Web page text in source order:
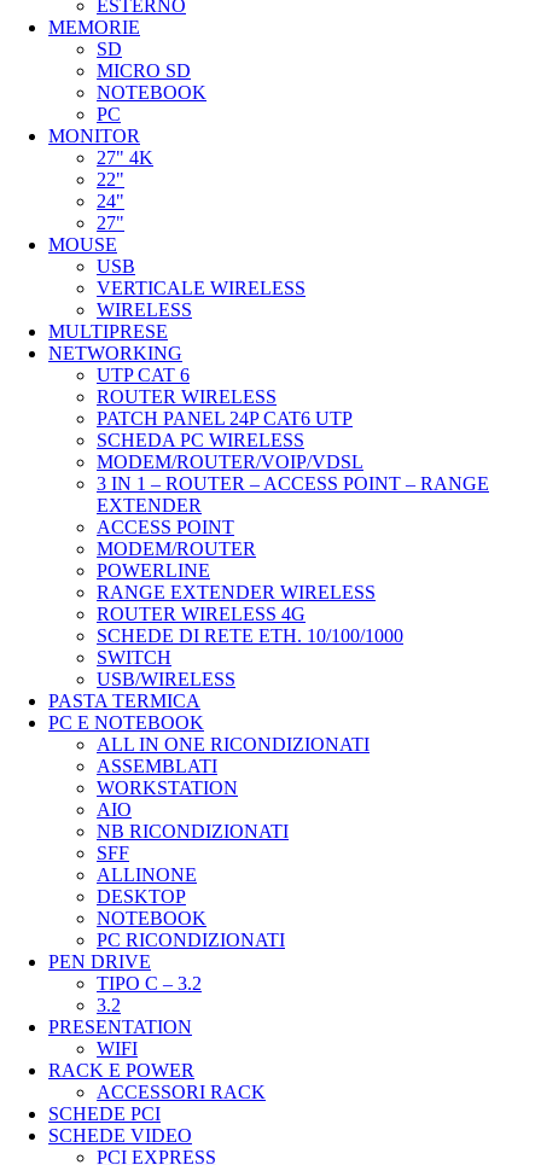
ESTERNO
MEMORIE
SD
MICRO SD
NOTEBOOK
PC
MONITOR
27" 4K
22"
24"
27"
MOUSE
USB
VERTICALE WIRELESS
WIRELESS
MULTIPRESE
NETWORKING
UTP CAT 6
ROUTER WIRELESS
PATCH PANEL 24P CAT6 UTP
SCHEDA PC WIRELESS
MODEM/ROUTER/VOIP/VDSL
3 IN 1 – ROUTER – ACCESS POINT – RANGE
EXTENDER
ACCESS POINT
MODEM/ROUTER
POWERLINE
RANGE EXTENDER WIRELESS
ROUTER WIRELESS 4G
SCHEDE DI RETE ETH. 10/100/1000
SWITCH
USB/WIRELESS
PASTA TERMICA
PC E NOTEBOOK
ALL IN ONE RICONDIZIONATI
ASSEMBLATI
WORKSTATION
AIO
NB RICONDIZIONATI
SFF
ALLINONE
DESKTOP
NOTEBOOK
PC RICONDIZIONATI
PEN DRIVE
TIPO C – 3.2
3.2
PRESENTATION
WIFI
RACK E POWER
ACCESSORI RACK
SCHEDE PCI
SCHEDE VIDEO
PCI EXPRESS